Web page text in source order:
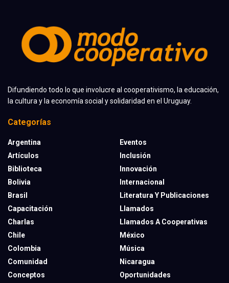
Difundiendo todo lo que involucre al cooperativismo, la educación,
la cultura y la economía social y solidaridad en el Uruguay.
Categorías
Argentina
Artículos
Biblioteca
Bolivia
Brasil
Capacitación
Charlas
Chile
Colombia
Comunidad
Conceptos
Eventos
Inclusión
Innovación
Internacional
Literatura Y Publicaciones
Llamados
Llamados A Cooperativas
México
Música
Nicaragua
Oportunidades